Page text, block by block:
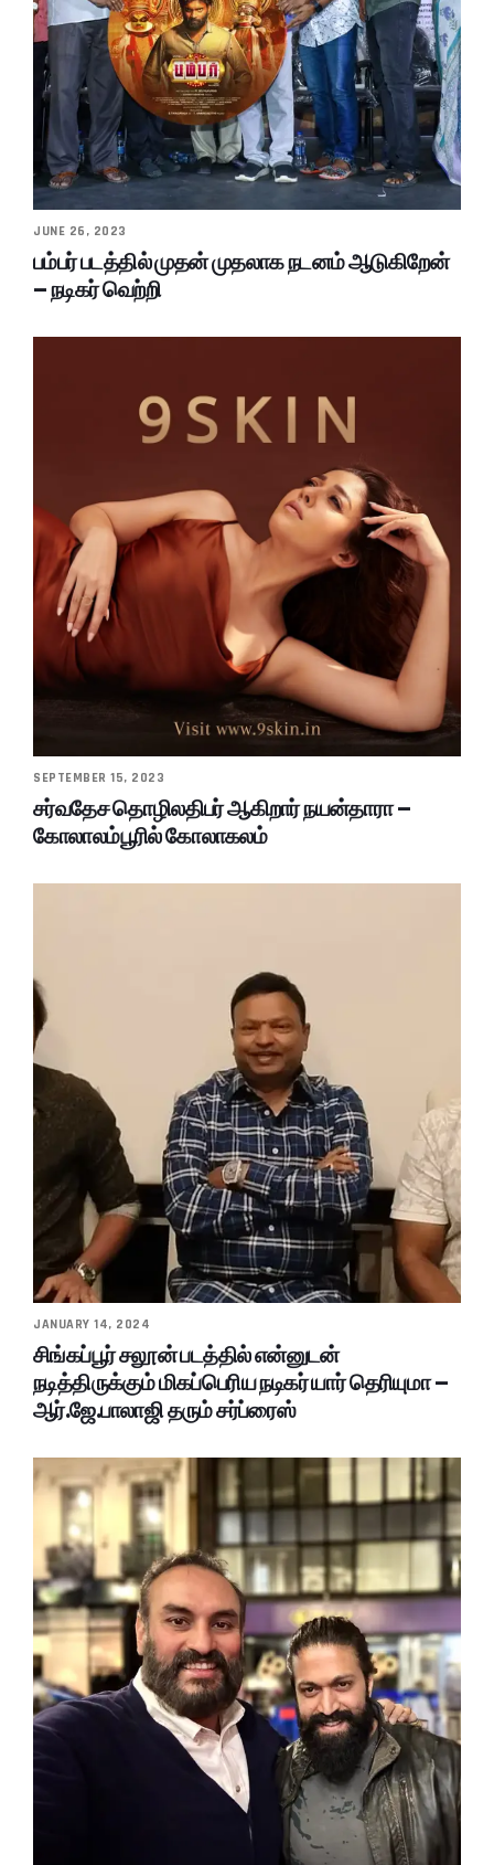
JUNE 26, 2023
பம்பர் படத்தில் முதன் முதலாக நடனம் ஆடுகிறேன்
– நடிகர் வெற்றி
SEPTEMBER 15, 2023
சர்வதேச தொழிலதிபர் ஆகிறார் நயன்தாரா –
கோலாலம்பூரில் கோலாகலம்
JANUARY 14, 2024
சிங்கப்பூர் சலூன் படத்தில் என்னுடன்
நடித்திருக்கும் மிகப்பெரிய நடிகர் யார் தெரியுமா –
ஆர்.ஜே.பாலாஜி தரும் சர்ப்ரைஸ்